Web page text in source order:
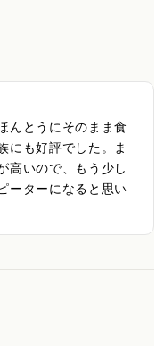
んとうにそのまま食
にも好評でした。ま
高いので、もう少し
ーターになると思い